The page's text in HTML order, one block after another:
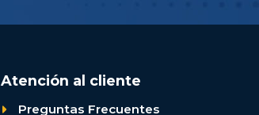
Atención al cliente
Preguntas Frecuentes